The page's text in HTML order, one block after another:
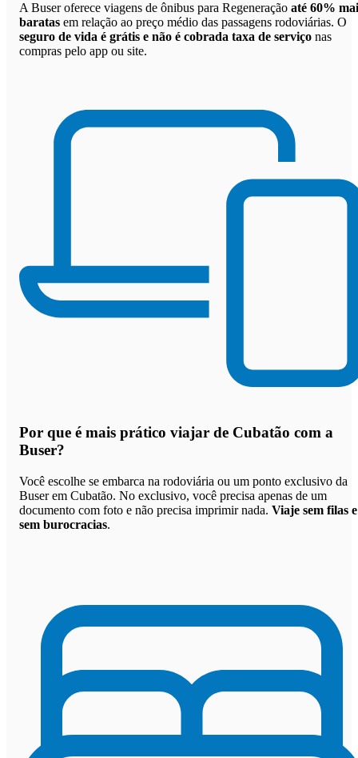
A Buser oferece viagens de ônibus para Regeneração até 60%
baratas em relação ao preço médio das passagens rodoviárias. O
seguro de vida é grátis e não é cobrada taxa de serviço nas
compras pelo app ou site.
Por que é mais prático viajar de Cubatão com a
Buser?
Você escolhe se embarca na rodoviária ou um ponto exclusivo da
Buser em Cubatão. No exclusivo, você precisa apenas de um
documento com foto e não precisa imprimir nada. Viaje sem filas e
sem burocracias.